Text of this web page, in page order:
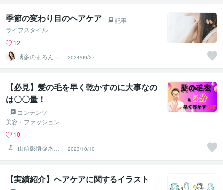
季節の変わり目のヘアケア
記事
ライフスタイル
12
博多のまろん✤
あなたの心がほ
どける時間✨
2024/09/27
【必見】髪の毛を早く乾かすのに大事なの
は〇〇量！
コンテンツ
美容・ファッション
10
山﨑彰悟＠あな
たの頭髪のお悩
み解決美容師
2023/10/10
【実績紹介】ヘアケアに関するイラスト